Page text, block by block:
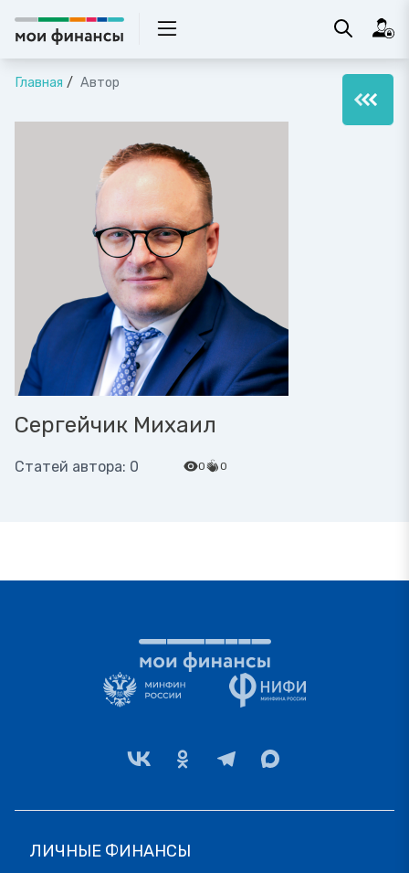
Главная Автор
Сергейчик Михаил
Статей автора: 0 0 0
ЛИЧНЫЕ ФИНАНСЫ